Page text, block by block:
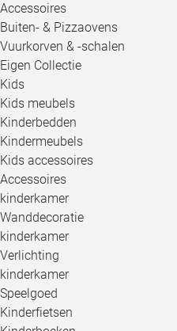
Accessoires
Buiten- & Pizzaovens
Vuurkorven & -schalen
Eigen Collectie
Kids
Kids meubels
Kinderbedden
Kindermeubels
Kids accessoires
Accessoires
kinderkamer
Wanddecoratie
kinderkamer
Verlichting
kinderkamer
Speelgoed
Kinderfietsen